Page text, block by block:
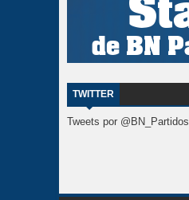
TWITTER
Tweets por @BN_Partidos